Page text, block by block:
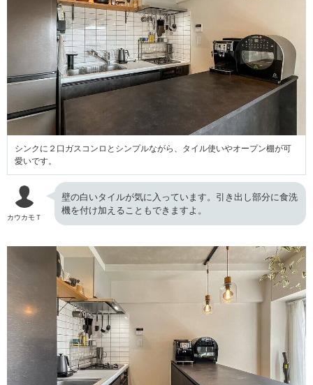
シンクに２口ガスコンロとシンプルながら、タイル使いやオープン棚が可
愛いです。
カウカモＴ
壁の白いタイルが気に入っています。引き出し部分に食洗
機を付け加えることもできますよ。